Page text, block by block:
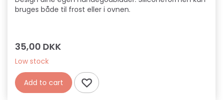
bruges både til frost eller i ovnen.
35,00 DKK
Low stock
Add to cart